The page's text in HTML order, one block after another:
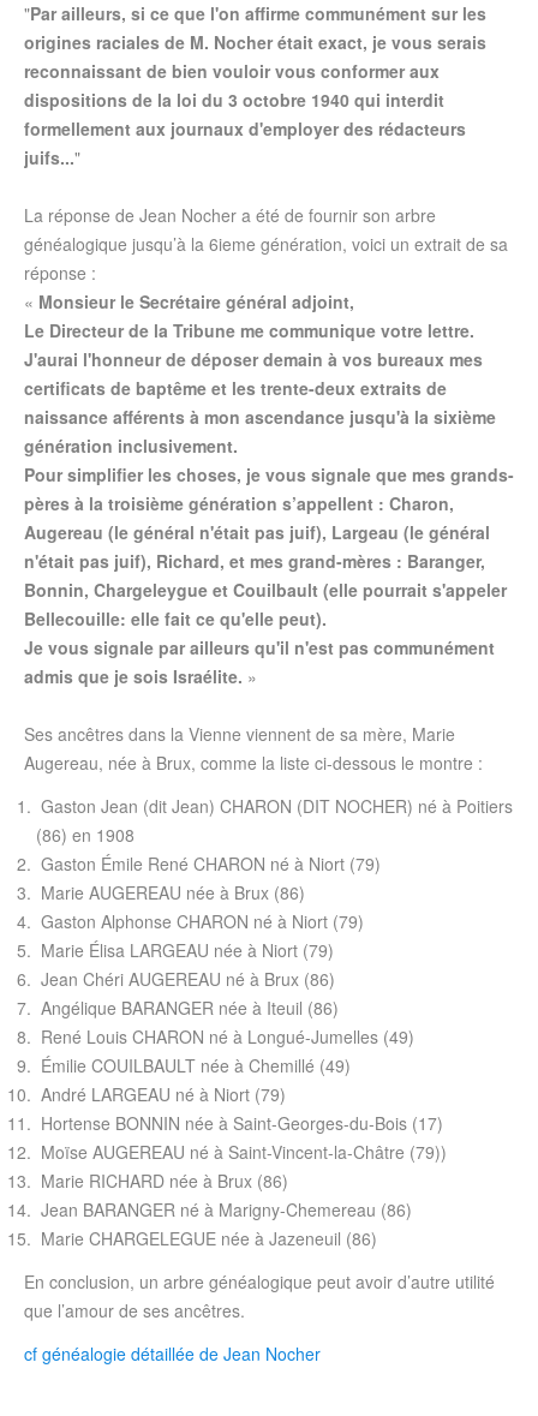
"Par ailleurs, si ce que l'on affirme communément sur les
origines raciales de M. Nocher était exact, je vous serais
reconnaissant de bien vouloir vous conformer aux
dispositions de la loi du 3 octobre 1940 qui interdit
formellement aux journaux d'employer des rédacteurs
juifs..."
La réponse de Jean Nocher a été de fournir son arbre
généalogique jusqu’à la 6ieme génération, voici un extrait de sa
réponse :
« Monsieur le Secrétaire général adjoint,
Le Directeur de la Tribune me communique votre lettre.
J'aurai l'honneur de déposer demain à vos bureaux mes
certificats de baptême et les trente-deux extraits de
naissance afférents à mon ascendance jusqu'à la sixième
génération inclusivement.
Pour simplifier les choses, je vous signale que mes grands-
pères à la troisième génération s’appellent : Charon,
Augereau (le général n'était pas juif), Largeau (le général
n'était pas juif), Richard, et mes grand-mères : Baranger,
Bonnin, Chargeleygue et Couilbault (elle pourrait s'appeler
Bellecouille: elle fait ce qu'elle peut).
Je vous signale par ailleurs qu'il n'est pas communément
admis que je sois Israélite. »
Ses ancêtres dans la Vienne viennent de sa mère, Marie
Augereau, née à Brux, comme la liste ci-dessous le montre :
Gaston Jean (dit Jean) CHARON (DIT NOCHER) né à Poitiers
(86) en 1908
Gaston Émile René CHARON né à Niort (79)
Marie AUGEREAU née à Brux (86)
Gaston Alphonse CHARON né à Niort (79)
Marie Élisa LARGEAU née à Niort (79)
Jean Chéri AUGEREAU né à Brux (86)
Angélique BARANGER née à Iteuil (86)
René Louis CHARON né à Longué-Jumelles (49)
Émilie COUILBAULT née à Chemillé (49)
André LARGEAU né à Niort (79)
Hortense BONNIN née à Saint-Georges-du-Bois (17)
Moïse AUGEREAU né à Saint-Vincent-la-Châtre (79))
Marie RICHARD née à Brux (86)
Jean BARANGER né à Marigny-Chemereau (86)
Marie CHARGELEGUE née à Jazeneuil (86)
En conclusion, un arbre généalogique peut avoir d’autre utilité
que l’amour de ses ancêtres.
cf généalogie détaillée de Jean Nocher